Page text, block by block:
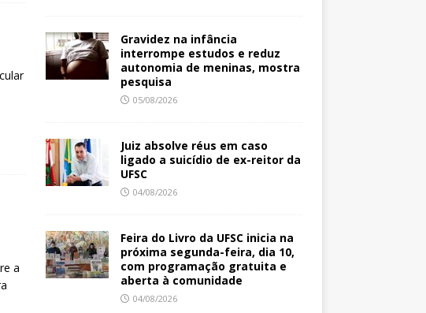
a
Gravidez na infância
interrompe estudos e reduz
autonomia de meninas, mostra
pesquisa
05/08/2026
Juiz absolve réus em caso
ligado a suicídio de ex-reitor da
UFSC
04/08/2026
Feira do Livro da UFSC inicia na
próxima segunda-feira, dia 10,
com programação gratuita e
aberta à comunidade
04/08/2026